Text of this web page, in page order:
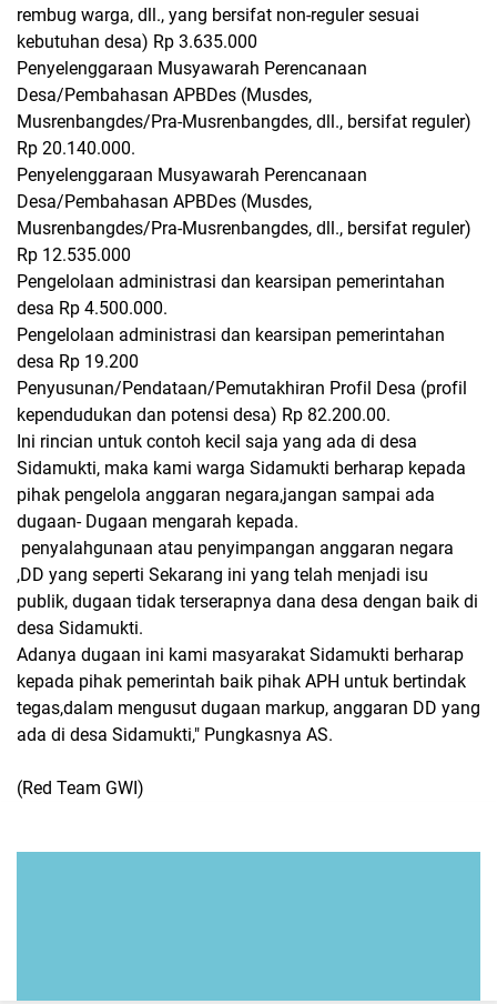
rembug warga, dll., yang bersifat non-reguler sesuai
kebutuhan desa) Rp 3.635.000
Penyelenggaraan Musyawarah Perencanaan
Desa/Pembahasan APBDes (Musdes,
Musrenbangdes/Pra-Musrenbangdes, dll., bersifat reguler)
Rp 20.140.000.
Penyelenggaraan Musyawarah Perencanaan
Desa/Pembahasan APBDes (Musdes,
Musrenbangdes/Pra-Musrenbangdes, dll., bersifat reguler)
Rp 12.535.000
Pengelolaan administrasi dan kearsipan pemerintahan
desa Rp 4.500.000.
Pengelolaan administrasi dan kearsipan pemerintahan
desa Rp 19.200
Penyusunan/Pendataan/Pemutakhiran Profil Desa (profil
kependudukan dan potensi desa) Rp 82.200.00.
Ini rincian untuk contoh kecil saja yang ada di desa
Sidamukti, maka kami warga Sidamukti berharap kepada
pihak pengelola anggaran negara,jangan sampai ada
dugaan- Dugaan mengarah kepada.
penyalahgunaan atau penyimpangan anggaran negara
,DD yang seperti Sekarang ini yang telah menjadi isu
publik, dugaan tidak terserapnya dana desa dengan baik di
desa Sidamukti.
Adanya dugaan ini kami masyarakat Sidamukti berharap
kepada pihak pemerintah baik pihak APH untuk bertindak
tegas,dalam mengusut dugaan markup, anggaran DD yang
ada di desa Sidamukti," Pungkasnya AS.
(Red Team GWI)